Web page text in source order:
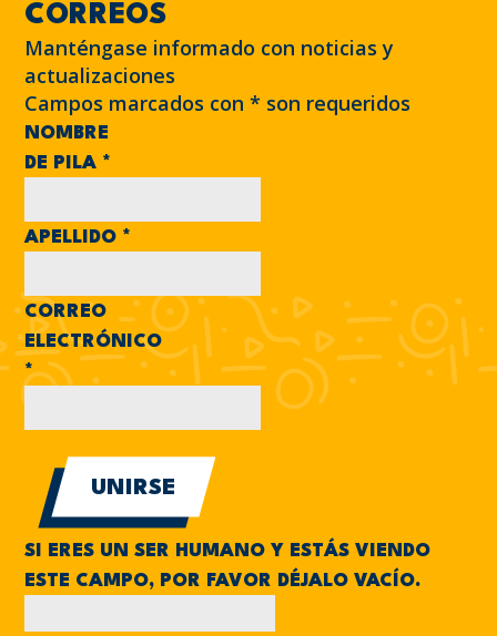
CORREOS
Manténgase informado con noticias y
actualizaciones
Campos marcados con* son requeridos
NOMBRE
DE PILA *
APELLIDO *
CORREO
ELECTRÓNICO
*
SI ERES UN SER HUMANO Y ESTÁS VIENDO
ESTE CAMPO, POR FAVOR DÉJALO VACÍO.